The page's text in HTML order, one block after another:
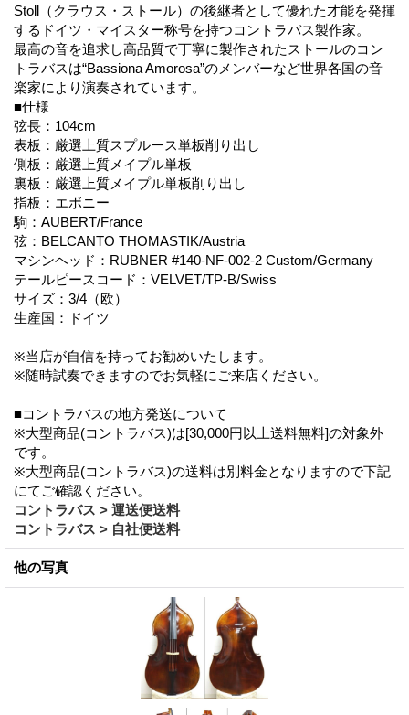
Stoll（クラウス・ストール）の後継者として優れた才能を発揮
するドイツ・マイスター称号を持つコントラバス製作家。
最高の音を追求し高品質で丁寧に製作されたストールのコン
トラバスは“Bassiona Amorosa”のメンバーなど世界各国の音
楽家により演奏されています。
■仕様
弦長：104cm
表板：厳選上質スプルース単板削り出し
側板：厳選上質メイプル単板
裏板：厳選上質メイプル単板削り出し
指板：エボニー
駒：AUBERT/France
弦：BELCANTO THOMASTIK/Austria
マシンヘッド：RUBNER #140-NF-002-2 Custom/Germany
テールピースコード：VELVET/TP-B/Swiss
サイズ：3/4（欧）
生産国：ドイツ
※当店が自信を持ってお勧めいたします。
※随時試奏できますのでお気軽にご来店ください。
■コントラバスの地方発送について
※大型商品(コントラバス)は[30,000円以上送料無料]の対象外
です。
※大型商品(コントラバス)の送料は別料金となりますので下記
にてご確認ください。
コントラバス > 運送便送料
コントラバス > 自社便送料
他の写真